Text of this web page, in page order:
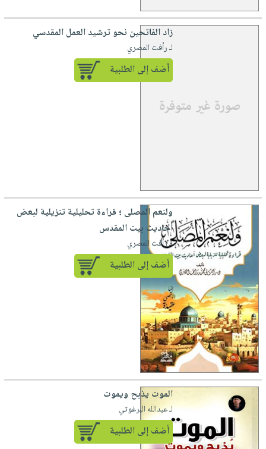
زاد الفاتحين نحو ترشيد العمل المقدسي
لـ رأفت المصري
أضف إلى الطلبية
ولنعم المصلى ؛ قراءة تحليلية تنزيلية لبعض
أحاديث بيت المقدس
لـ رأفت المصري
أضف إلى الطلبية
الموت يذبح ويموت
لـ عبدالله البرغوثي
أضف إلى الطلبية